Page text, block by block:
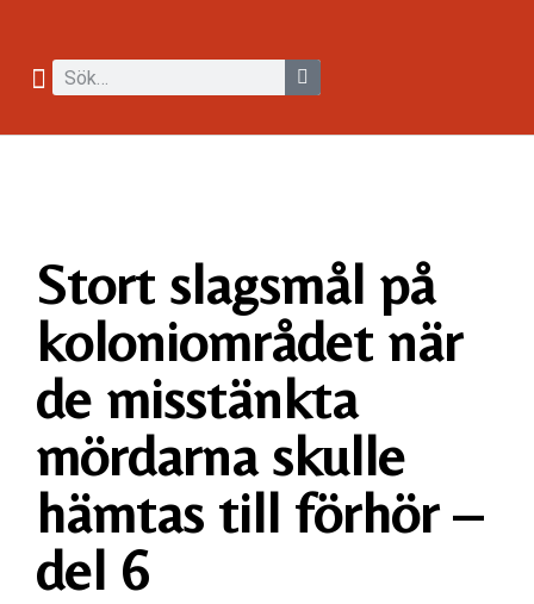
Stort slagsmål på
koloniområdet när
de misstänkta
mördarna skulle
hämtas till förhör –
del 6